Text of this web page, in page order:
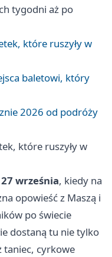
tygodni aż po
które ruszyły w
baletowi, który
2026 od podróży
które ruszyły w
27 września, kiedy na
opowieść z Maszą i
po świecie
dostaną tu nie tylko
taniec, cyrkowe